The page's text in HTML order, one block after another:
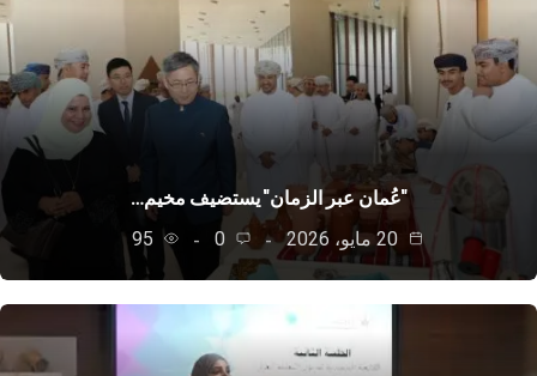
"عُمان عبر الزمان" يستضيف مخيم…
20 مايو، 2026
0
95